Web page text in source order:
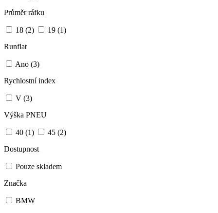
Průměr ráfku
18 (2) 19 (1)
Runflat
Ano (3)
Rychlostní index
V (3)
Výška PNEU
40 (1) 45 (2)
Dostupnost
Pouze skladem
Značka
BMW